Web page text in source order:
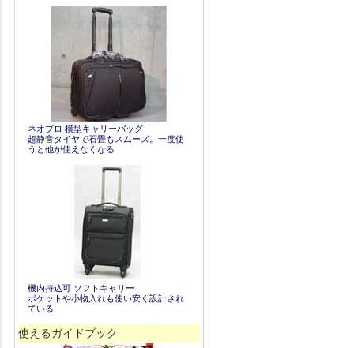
ネオプロ 横型キャリーバッグ
超静音タイヤで石畳もスムーズ。一度使
うと他が使えなくなる
機内持込可 ソフトキャリー
ポケットや小物入れも使い安く設計され
ている
使えるガイドブック